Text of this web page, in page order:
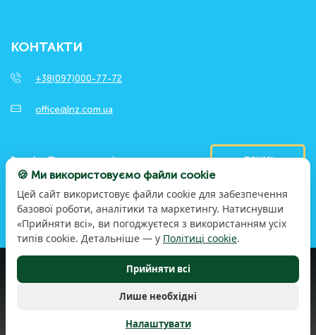
КОНТАКТИ
+38(097)000-77-72
office@lnz.com.ua
ПОШУК
© 2026 LNZ Group. Досвідом та працею. Заради
Політика конфіденційності
Правила користування сайтом
Налаштування cookie
🍪 Ми використовуємо файли cookie
Цей сайт використовує файли cookie для забезпечення
базової роботи, аналітики та маркетингу. Натиснувши
«Прийняти всі», ви погоджуєтеся з використанням усіх
типів cookie. Детальніше — у Політиці cookie.
Прийняти всі
Лише необхідні
Налаштувати